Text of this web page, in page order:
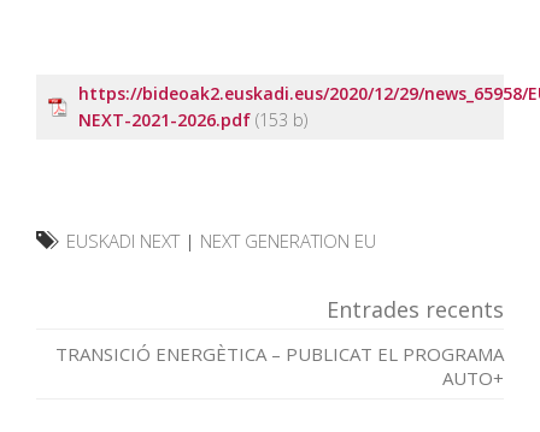
https://bideoak2.euskadi.eus/2020/12/29/news_65958/
NEXT-2021-2026.pdf
EUSKADI NEXT| NEXT GENERATION EU
Entrades recents
TRANSICIÓ ENERGÈTICA – PUBLICAT EL PROGRAMA
AUTO+